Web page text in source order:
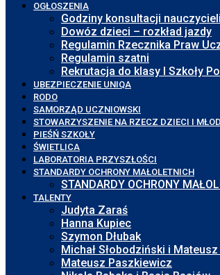
OGŁOSZENIA
Godziny konsultacji nauczycieli
Dowóz dzieci – rozkład jazdy
Regulamin Rzecznika Praw
Regulamin szatni
Rekrutacja do klasy I Szkoły
UBEZPIECZENIE UNIQA
RODO
SAMORZĄD UCZNIOWSKI
STOWARZYSZENIE NA RZECZ DZIECI I
PIEŚŃ SZKOŁY
ŚWIETLICA
LABORATORIA PRZYSZŁOŚCI
STANDARDY OCHRONY MAŁOLETNICH
STANDARDY OCHRONY
TALENTY
Judyta Zaraś
Hanna Kupiec
Szymon Dłubak
Michał Słobodziński i
Mateusz Paszkiewicz